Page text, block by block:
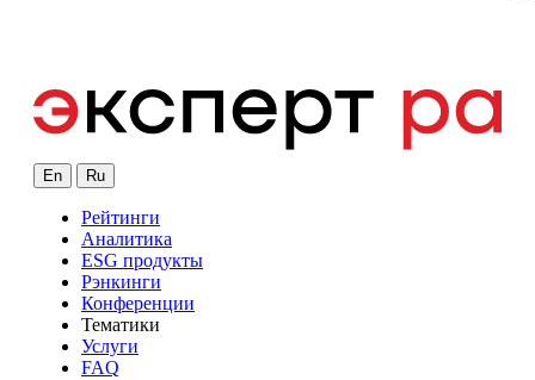
En Ru
Рейтинги
Аналитика
ESG продукты
Рэнкинги
Конференции
Тематики
Услуги
FAQ